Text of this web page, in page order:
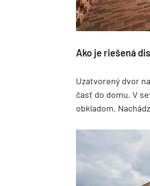
Ako je riešená
Uzatvorený dvor
časť do domu. V
obkladom.